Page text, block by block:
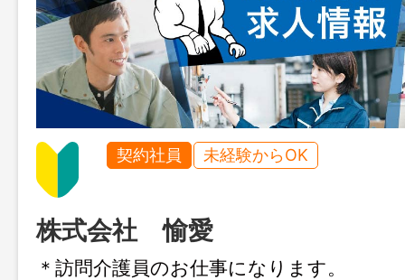
契約社員 未経験からOK
株式会社 愉愛
＊訪問介護員のお仕事になります。